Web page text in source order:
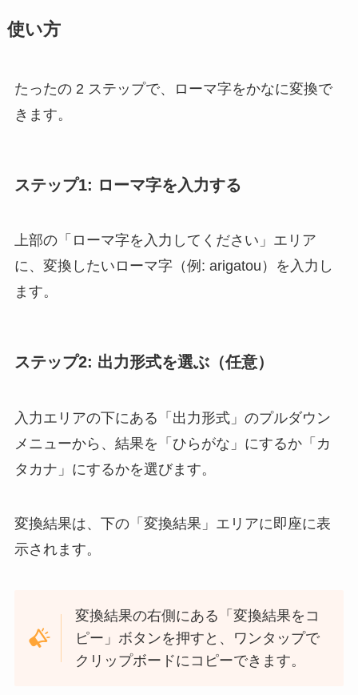
使い方
たったの 2 ステップで、ローマ字をかなに変換で
きます。
ステップ1: ローマ字を入力する
上部の「ローマ字を入力してください」エリア
に、変換したいローマ字（例: arigatou）を入力し
ます。
ステップ2: 出力形式を選ぶ（任意）
入力エリアの下にある「出力形式」のプルダウン
メニューから、結果を「ひらがな」にするか「カ
タカナ」にするかを選びます。
変換結果は、下の「変換結果」エリアに即座に表
示されます。
変換結果の右側にある「変換結果をコ
ピー」ボタンを押すと、ワンタップで
クリップボードにコピーできます。